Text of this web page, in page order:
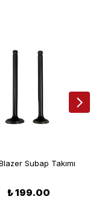
Subap Takımı
₺ 199.00